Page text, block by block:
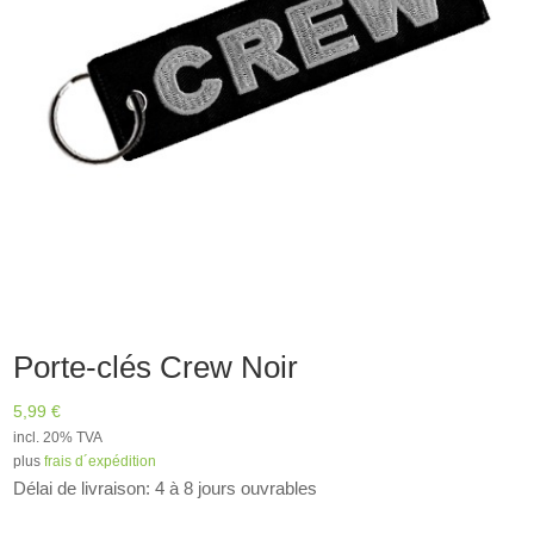
Porte-clés Crew Noir
5,99€
incl. 20% TVA
plusfrais d´expédition
Délai de livraison: 4 à 8 jours ouvrables